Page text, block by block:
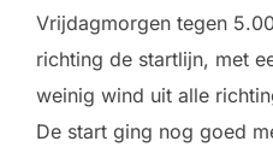
Vrijdagmorgen tegen
richting de startlijn, met
weinig wind uit alle
De start ging nog goed